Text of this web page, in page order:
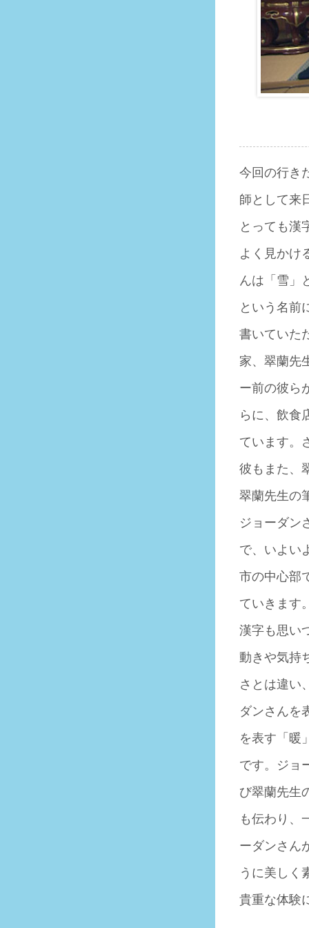
今回の行き
師として来
とっても漢
よく見かけ
んは「雪」
という名前
書いていた
家、翠蘭先
ー前の彼ら
らに、飲食
ています。
彼もまた、
翠蘭先生の
ジョーダン
で、いよい
市の中心部
ていきます
漢字も思い
動きや気持
さとは違い
ダンさんを
を表す「暖
です。ジョ
び翠蘭先生
も伝わり、
ーダンさん
うに美しく
貴重な体験